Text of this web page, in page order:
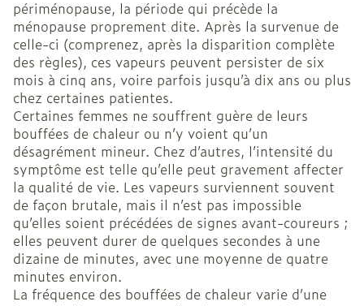
périménopause, la période qui précède la
ménopause proprement dite. Après la survenue de
celle-ci (comprenez, après la disparition complète
des règles), ces vapeurs peuvent persister de six
mois à cinq ans, voire parfois jusqu’à dix ans ou plus
chez certaines patientes.
Certaines femmes ne souffrent guère de leurs
bouffées de chaleur ou n’y voient qu’un
désagrément mineur. Chez d’autres, l’intensité du
symptôme est telle qu’elle peut gravement affecter
la qualité de vie. Les vapeurs surviennent souvent
de façon brutale, mais il n’est pas impossible
qu’elles soient précédées de signes avant-coureurs ;
elles peuvent durer de quelques secondes à une
dizaine de minutes, avec une moyenne de quatre
minutes environ.
La fréquence des bouffées de chaleur varie d’une